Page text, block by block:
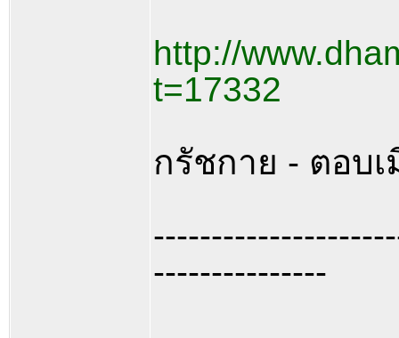
http://
t=17332
กรัชกาย - ตอบ
---------------